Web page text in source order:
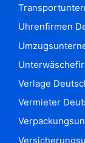
Sao Tome
Saudi-
Sierra
Singapur
Slowenien
Uhrenfirmen
Verlage
Vermieter